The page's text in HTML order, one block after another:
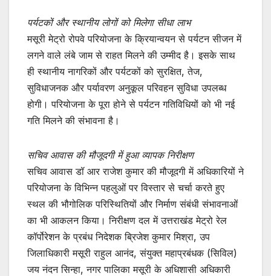
पर्यटकों और स्थानीय लोगों को मिलेगा सीधा लाभ
मसूरी मेट्रो रोपवे परियोजना के क्रियान्वयन से पर्यटन सीजन में
लगने वाले लंबे जाम से राहत मिलने की उम्मीद है। इसके साथ
ही स्थानीय नागरिकों और पर्यटकों को सुरक्षित, तेज,
सुविधाजनक और पर्यावरण अनुकूल परिवहन सुविधा उपलब्ध
होगी। परियोजना के पूरा होने से पर्यटन गतिविधियों को भी नई
गति मिलने की संभावना है।
सचिव आवास की मौजूदगी में हुआ व्यापक निरीक्षण
सचिव आवास डॉ आर राजेश कुमार की मौजूदगी में अधिकारियों ने
परियोजना के विभिन्न पहलुओं पर विस्तार से चर्चा करते हुए
स्थल की भौगोलिक परिस्थितियों और निर्माण संबंधी संभावनाओं
का भी आकलन किया। निरीक्षण दल में उत्तराखंड मेट्रो रेल
कॉर्पोरेशन के प्रबंध निदेशक ब्रिजेश कुमार मिश्रा, उप
जिलाधिकारी मसूरी राहुल आनंद, संयुक्त महाप्रबंधक (सिविल)
जय नंदन सिन्हा, नगर पालिका मसूरी के अधिशासी अधिकारी